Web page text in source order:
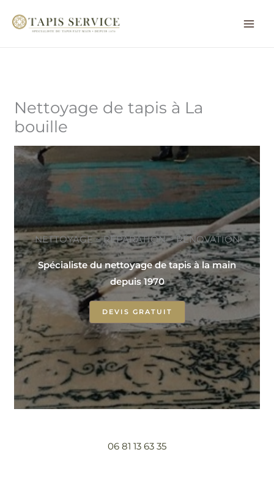
Nettoyage de tapis à La
bouille
NETTOYAGE ~ RÉPARATION ~ RÉNOVATION
Spécialiste du nettoyage de tapis à la main
depuis 1970
DEVIS GRATUIT
06 81 13 63 35